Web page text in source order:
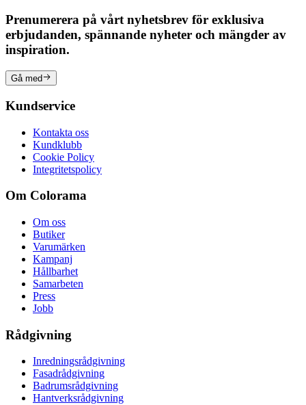
Prenumerera på vårt nyhetsbrev för exklusiva
erbjudanden, spännande nyheter och mängder av
inspiration.
Gå med
Kundservice
Kontakta oss
Kundklubb
Cookie Policy
Integritetspolicy
Om Colorama
Om oss
Butiker
Varumärken
Kampanj
Hållbarhet
Samarbeten
Press
Jobb
Rådgivning
Inredningsrådgivning
Fasadrådgivning
Badrumsrådgivning
Hantverksrådgivning